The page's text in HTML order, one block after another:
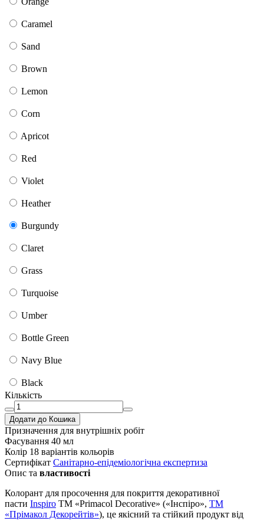
Caramel
Sand
Brown
Lemon
Corn
Apricot
Red
Violet
Heather
Burgundy
Claret
Grass
Turquoise
Umber
Bottle Green
Navy Blue
Black
Кількість
Додати до Кошика
Призначення для внутрішніх робіт
Фасування 40 мл
Колір 18 варіантів кольорів
Сертифікат Санітарно-епідеміологічна експертиза
Опис та властивості
Колорант для просочення для покриття декоративної
пасти Inspiro TM «Primacol Decorative» («Інспіро», ТМ
«Прімакол Декорейтів»), це якісний та стійкий продукт від